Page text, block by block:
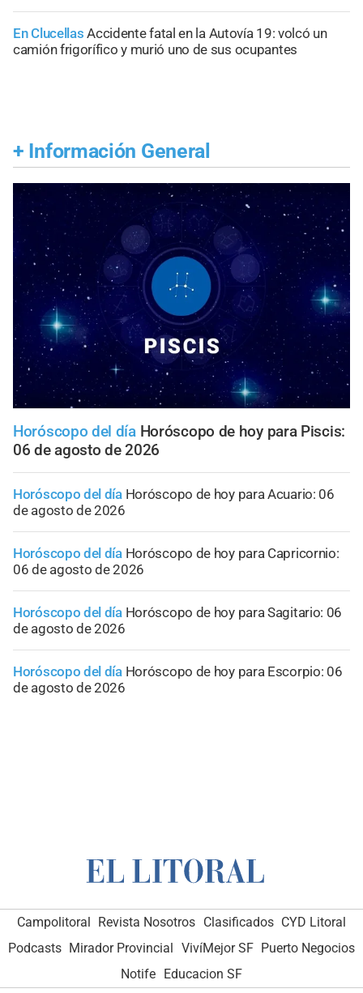
En Clucellas Accidente fatal en la Autovía 19: volcó un
camión frigorífico y murió uno de sus ocupantes
+ Información General
Horóscopo del día Horóscopo de hoy para Piscis:
06 de agosto de 2026
Horóscopo del día Horóscopo de hoy para Acuario: 06
de agosto de 2026
Horóscopo del día Horóscopo de hoy para Capricornio:
06 de agosto de 2026
Horóscopo del día Horóscopo de hoy para Sagitario: 06
de agosto de 2026
Horóscopo del día Horóscopo de hoy para Escorpio: 06
de agosto de 2026
Campolitoral Revista Nosotros Clasificados CYD Litoral
Podcasts Mirador Provincial VivíMejor SF Puerto Negocios
Notife Educacion SF